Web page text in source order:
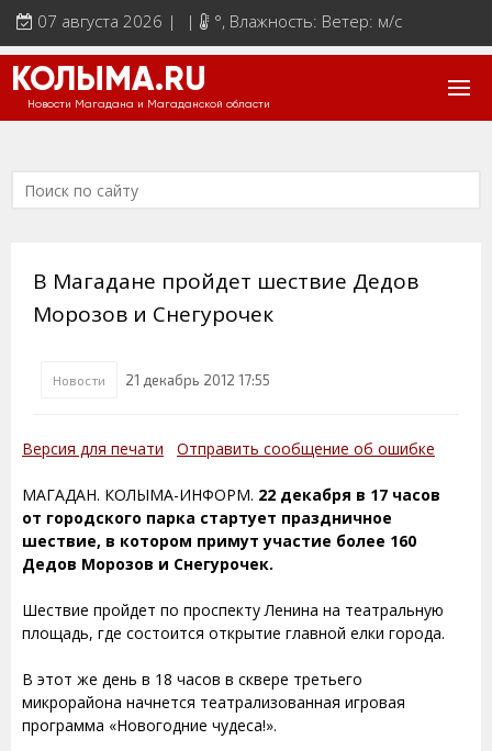
07 августа 2026 | | °, Влажность: Ветер: м/с
КОЛЫМА.RU
Новости Магадана и Магаданской области
В Магадане пройдет шествие Дедов
Морозов и Снегурочек
Новости 21 декабрь 2012 17:55
Версия для печати Отправить сообщение об ошибке
МАГАДАН. КОЛЫМА-ИНФОРМ. 22 декабря в 17 часов
от городского парка стартует праздничное
шествие, в котором примут участие более 160
Дедов Морозов и Снегурочек.
Шествие пройдет по проспекту Ленина на театральную
площадь, где состоится открытие главной елки города.
В этот же день в 18 часов в сквере третьего
микрорайона начнется театрализованная игровая
программа «Новогодние чудеса!».